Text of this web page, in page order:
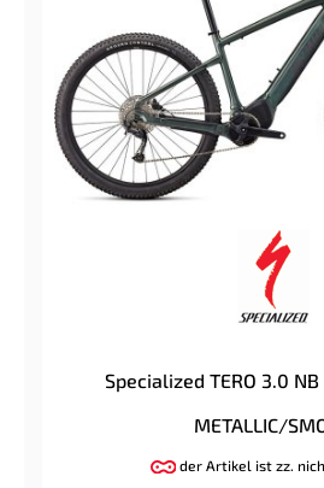
Specialized TERO 3.0 NB
METALLIC/
der Artikel ist zz.